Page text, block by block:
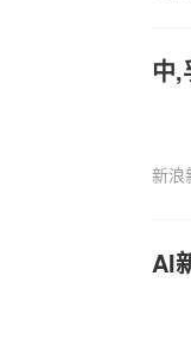
中,
新浪
AI